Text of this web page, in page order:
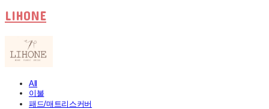
LIHONE
All
이불
패드/매트리스커버